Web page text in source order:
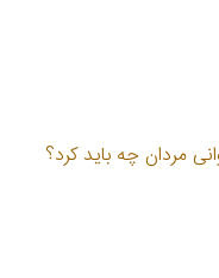
مردان چه باید کرد؟